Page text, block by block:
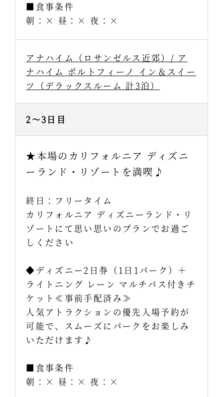
■食事条件
朝：× 昼：× 夜：×
アナハイム（ロサンゼルス近郊）/ ア
ナハイム ポルトフィーノ イン＆スイー
ツ（デラックスルーム 計3泊）
2～3日目
★本場のカリフォルニア ディズニ
ーランド・リゾートを満喫♪
終日：フリータイム
カリフォルニア ディズニーランド・リ
ゾートにて思い思いのプランでお過ご
しください
◆ディズニー2日券（1日1パーク）＋
ライトニング レーン マルチパス付きチ
ケット≪事前手配済み≫
人気アトラクションの優先入場予約が
可能で、スムーズにパークをお楽しみ
いただけます♪
■食事条件
朝：× 昼：× 夜：×